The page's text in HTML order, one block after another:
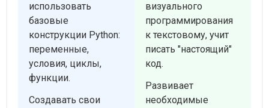
использовать
базовые
конструкции Python:
переменные,
условия, циклы,
функции.
Создавать свои
визуального
программирования
к текстовому, учит
писать "настоящий"
код.
Развивает
необходимые